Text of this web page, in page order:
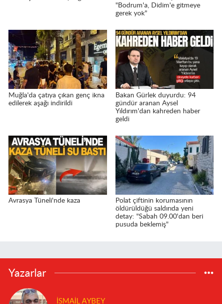
"Bodrum'a, Didim'e gitmeye
gerek yok"
Muğla'da çatıya çıkan genç ikna
edilerek aşağı indirildi
Bakan Gürlek duyurdu: 94
gündür aranan Aysel
Yıldırım'dan kahreden haber
geldi
Avrasya Tüneli'nde kaza
Polat çiftinin korumasının
öldürüldüğü saldırıda yeni
detay: "Sabah 09.00'dan beri
pusuda beklemiş"
Yazarlar
İSMAIL AYBEY